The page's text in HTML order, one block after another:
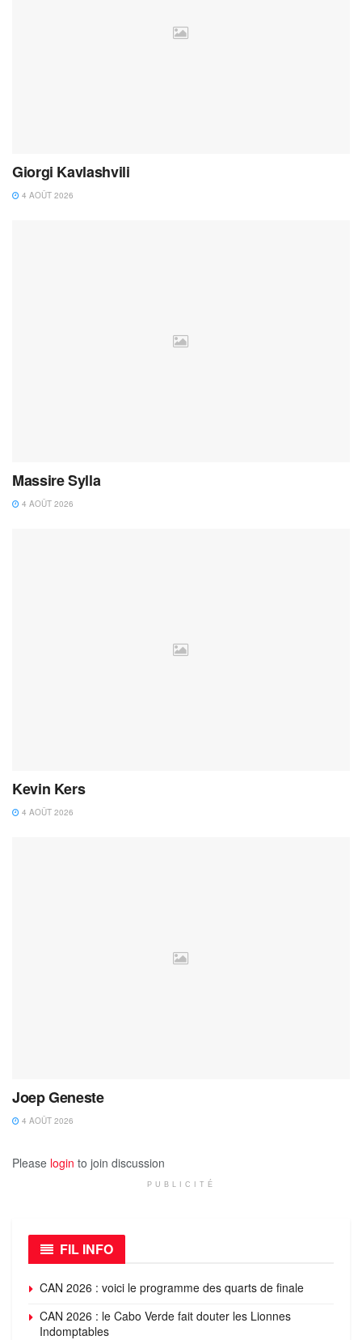
Giorgi Kavlashvili
4 AOÛT 2026
Massire Sylla
4 AOÛT 2026
Kevin Kers
4 AOÛT 2026
Joep Geneste
4 AOÛT 2026
Please login to join discussion
PUBLICITÉ
FIL INFO
CAN 2026 : voici le programme des quarts de finale
CAN 2026 : le Cabo Verde fait douter les Lionnes
Indomptables